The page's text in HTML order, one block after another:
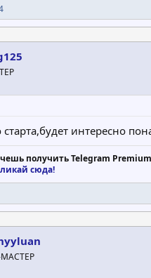
интересно
получить Telegram Premium
сюда!